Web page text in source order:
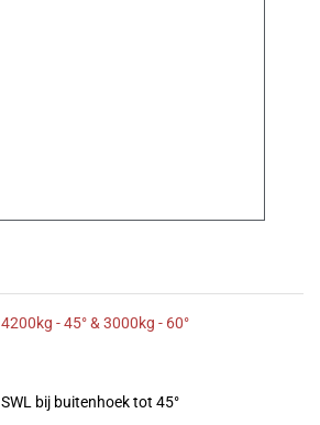
4200kg - 45° & 3000kg - 60°
SWL bij buitenhoek tot 45°